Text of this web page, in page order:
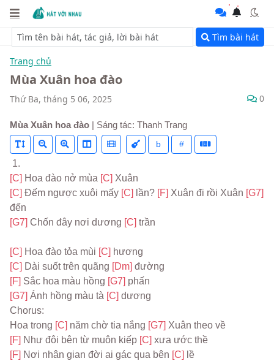
Tìm bài hát
Trang chủ
Mùa Xuân hoa đào
Thứ Ba, tháng 5 06, 2025 0
Mùa Xuân hoa đào | Sáng tác: Thanh Trang
b #
1.
[C] Hoa đào nở mùa [C] Xuân
[C] Đếm ngược xuôi mấy [C] lần? [F] Xuân đi rồi Xuân
đến
[G7] Chốn đây nơi dương [C] trần
[C] Hoa đào tỏa mùi [C] hương
[C] Dài suốt trên quãng [Dm] đường
[F] Sắc hoa màu hồng [G7] phấn
[G7] Ánh hồng màu tà [C] dương
Chorus:
Hoa trong [C] năm chờ tia nắng [G7] Xuân theo về
[F] Như đôi bên từ muôn kiếp [C] xưa ước thề
[F] Nơi nhân gian đời ai gác qua bên [C] lề